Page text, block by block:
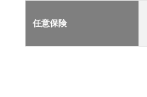
ー
任意保険